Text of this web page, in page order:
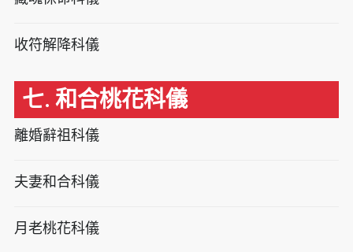
收符解降科儀
七. 和合桃花科儀
離婚辭祖科儀
夫妻和合科儀
月老桃花科儀